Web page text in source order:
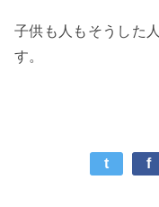
子供も人もそうした
t f